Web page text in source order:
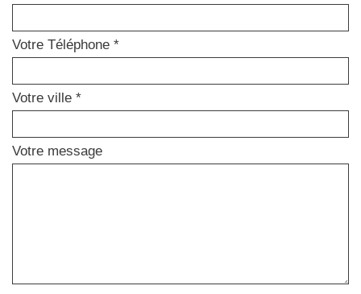
Votre Téléphone *
Votre ville *
Votre message